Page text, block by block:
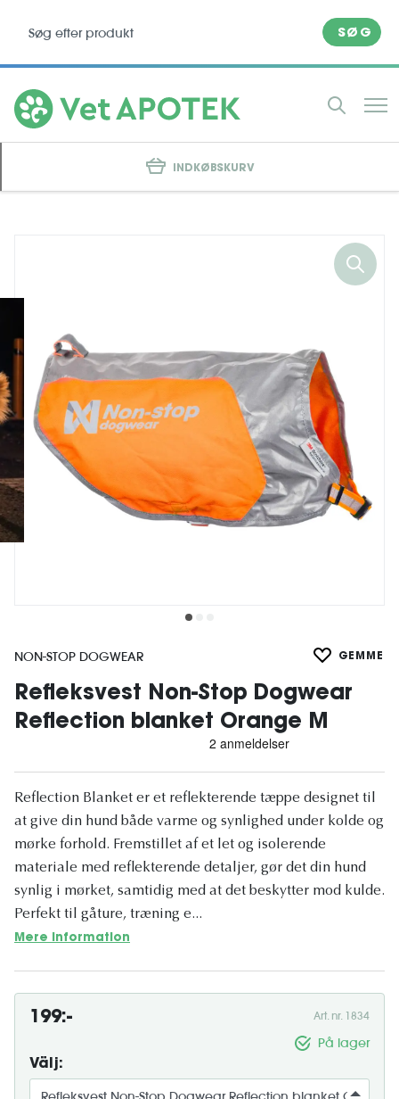
SØG
INDKØBSKURV
NON-STOP DOGWEAR GEMME
Refleksvest Non-Stop Dogwear
Reflection blanket Orange M
Reflection Blanket er et reflekterende tæppe designet til
at give din hund både varme og synlighed under kolde og
mørke forhold. Fremstillet af et let og isolerende
materiale med reflekterende detaljer, gør det din hund
synlig i mørket, samtidig med at det beskytter mod kulde.
Perfekt til gåture, træning e...
Mere information
199:- Art. nr. 1834
På lager
Välj: